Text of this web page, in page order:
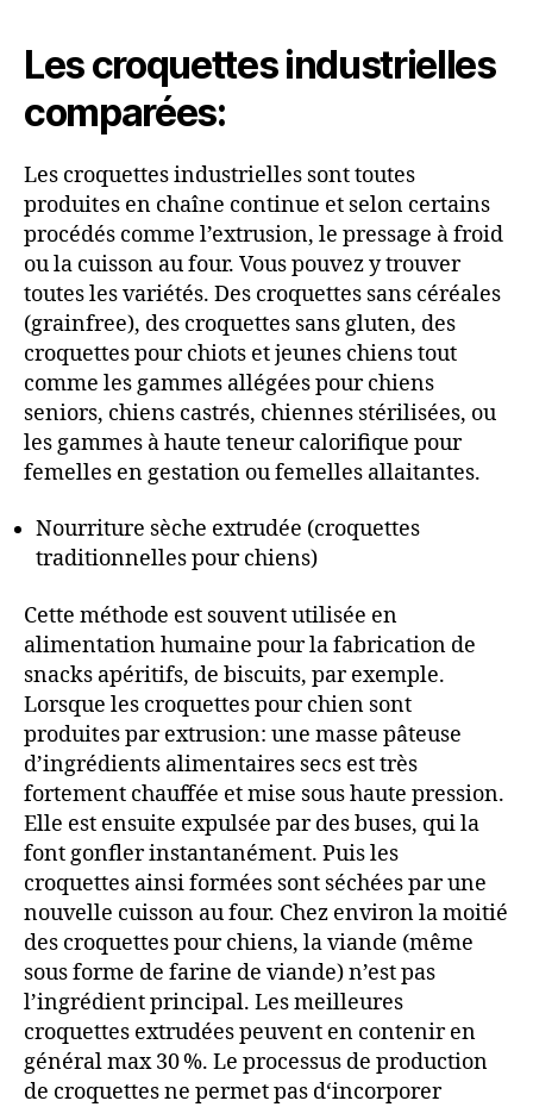
Les croquettes industrielles
comparées:
Les croquettes industrielles sont toutes
produites en chaîne continue et selon certains
procédés comme l’extrusion, le pressage à froid
ou la cuisson au four. Vous pouvez y trouver
toutes les variétés. Des croquettes sans céréales
(grainfree), des croquettes sans gluten, des
croquettes pour chiots et jeunes chiens tout
comme les gammes allégées pour chiens
seniors, chiens castrés, chiennes stérilisées, ou
les gammes à haute teneur calorifique pour
femelles en gestation ou femelles allaitantes.
Nourriture sèche extrudée (croquettes
traditionnelles pour chiens)
Cette méthode est souvent utilisée en
alimentation humaine pour la fabrication de
snacks apéritifs, de biscuits, par exemple.
Lorsque les croquettes pour chien sont
produites par extrusion: une masse pâteuse
d’ingrédients alimentaires secs est très
fortement chauffée et mise sous haute pression.
Elle est ensuite expulsée par des buses, qui la
font gonfler instantanément. Puis les
croquettes ainsi formées sont séchées par une
nouvelle cuisson au four. Chez environ la moitié
des croquettes pour chiens, la viande (même
sous forme de farine de viande) n’est pas
l’ingrédient principal. Les meilleures
croquettes extrudées peuvent en contenir en
général max 30 %. Le processus de production
de croquettes ne permet pas d‘incorporer